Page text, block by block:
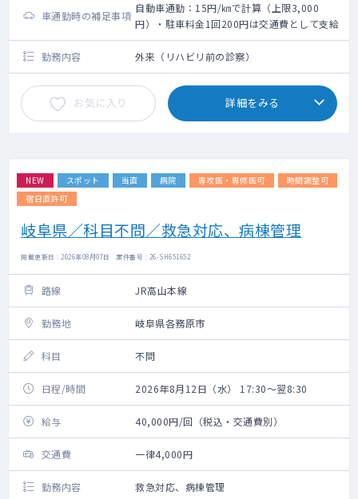
車通勤時の補足事項
自動車通勤：15円/㎞で計算（上限3,000
円）・駐車料金1回200円は交通費として支給
勤務内容 外来（リハビリ前の診察）
お気に入り 詳細をみる
NEW スポット 当直 病院 専攻医・専修医可
時間調整可
宿日直許可
岐阜県／科目不問／救急対応、病棟管理
掲載更新日 : 2026年08月07日 案件番号 : 26-SH651652
路線 JR高山本線
勤務地 岐阜県各務原市
科目 不問
日程/時間 2026年8月12日（水） 17:30～翌8:30
給与 40,000円/回（税込・交通費別）
交通費 一律4,000円
勤務内容 救急対応、病棟管理